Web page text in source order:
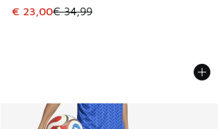
Dieser Artikel ist im Sale. Der Preis ist
€ 23,00€ 34,99